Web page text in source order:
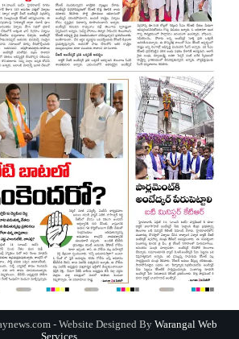
- Website Designed By Warangal Web
Services